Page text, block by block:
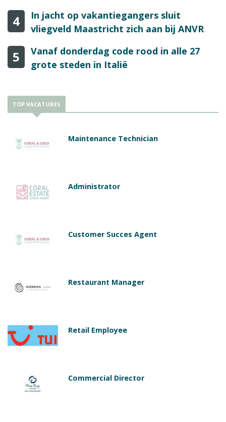
4
In jacht op vakantiegangers sluit
vliegveld Maastricht zich aan bij ANVR
5
Vanaf donderdag code rood in alle 27
grote steden in Italië
TOP VACATURES
Maintenance Technician
Administrator
Customer Succes Agent
Restaurant Manager
Retail Employee
Commercial Director